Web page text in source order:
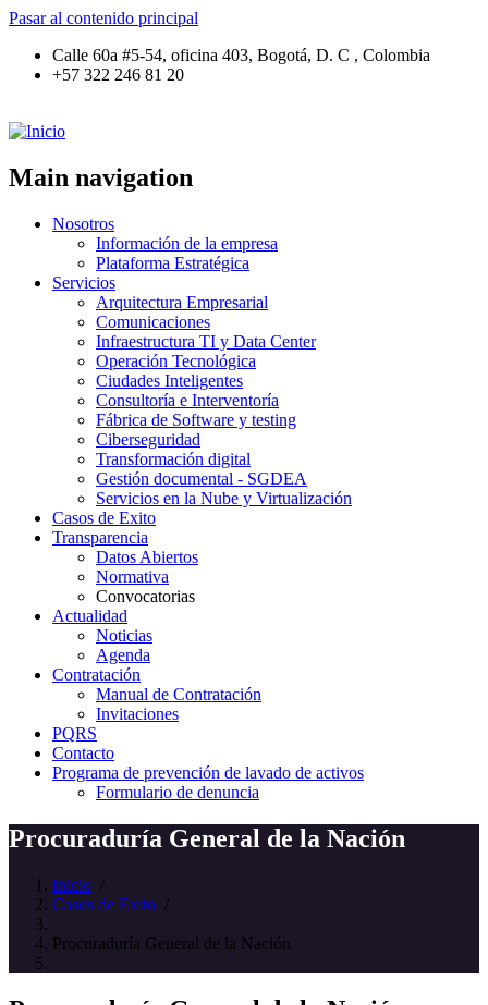
Pasar al contenido principal
Calle 60a #5-54, oficina 403, Bogotá, D. C , Colombia
+57 322 246 81 20
Main navigation
Nosotros
Información de la empresa
Plataforma Estratégica
Servicios
Arquitectura Empresarial
Comunicaciones
Infraestructura TI y Data Center
Operación Tecnológica
Ciudades Inteligentes
Consultoría e Interventoría
Fábrica de Software y testing
Ciberseguridad
Transformación digital
Gestión documental - SGDEA
Servicios en la Nube y Virtualización
Casos de Exito
Transparencia
Datos Abiertos
Normativa
Convocatorias
Actualidad
Noticias
Agenda
Contratación
Manual de Contratación
Invitaciones
PQRS
Contacto
Programa de prevención de lavado de activos
Formulario de denuncia
Procuraduría General de la Nación
Inicio /
Casos de Exito /
Procuraduría General de la Nación